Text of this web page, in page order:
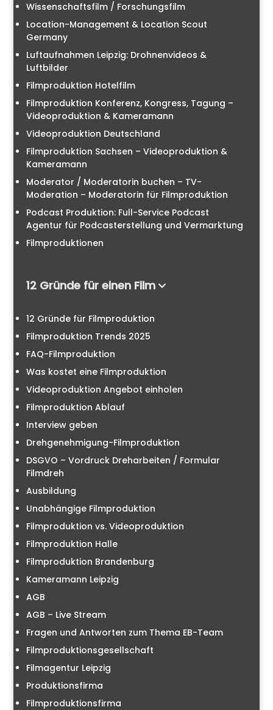
Wissenschaftsfilm / Forschungsfilm
Location-Management & Location Scout
Germany
Luftaufnahmen Leipzig: Drohnenvideos &
Luftbilder
Filmproduktion Hotelfilm
Filmproduktion Konferenz, Kongress, Tagung –
Videoproduktion & Kameramann
Videoproduktion Deutschland
Filmproduktion Sachsen – Videoproduktion &
Kameramann
Moderator / Moderatorin buchen – TV-
Moderation – Moderatorin für Filmproduktion
Podcast Produktion: Full-Service Podcast
Agentur für Podcasterstellung und Vermarktung
Filmproduktionen
12 Gründe für einen Film
12 Gründe für Filmproduktion
Filmproduktion Trends 2025
FAQ-Filmproduktion
Was kostet eine Filmproduktion
Videoproduktion Angebot einholen
Filmproduktion Ablauf
Interview geben
Drehgenehmigung-Filmproduktion
DSGVO – Vordruck Dreharbeiten / Formular
Filmdreh
Ausbildung
Unabhängige Filmproduktion
Filmproduktion vs. Videoproduktion
Filmproduktion Halle
Filmproduktion Brandenburg
Kameramann Leipzig
AGB
AGB – Live Stream
Fragen und Antworten zum Thema EB-Team
Filmproduktionsgesellschaft
Filmagentur Leipzig
Produktionsfirma
Filmproduktionsfirma